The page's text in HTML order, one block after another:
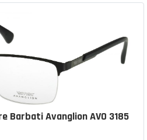
Barbati Avanglion AVO 3185